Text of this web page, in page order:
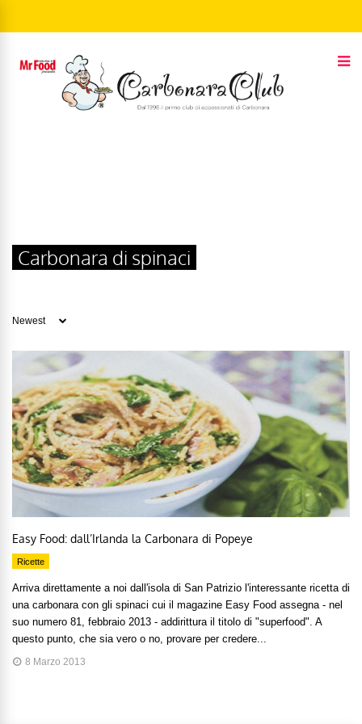
Carbonara di spinaci
Easy Food: dall’Irlanda la Carbonara di Popeye
Ricette
Arriva direttamente a noi dall'isola di San Patrizio l'interessante ricetta di
una carbonara con gli spinaci cui il magazine Easy Food assegna - nel
suo numero 81, febbraio 2013 - addirittura il titolo di "superfood". A
questo punto, che sia vero o no, provare per credere...
8 Marzo 2013